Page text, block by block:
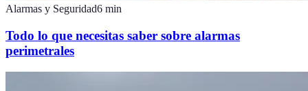
Alarmas y Seguridad6 min
Todo lo que necesitas saber sobre alarmas
perimetrales